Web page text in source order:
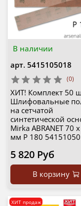
В наличии
арт. 5415105018
(0)
ХИТ! Комплект 50
Шлифовальные
на сетчатой
синтетической
Mirka ABRANET 70
мм Р 180
5 820 Руб
В корзину
ХИТ продаж